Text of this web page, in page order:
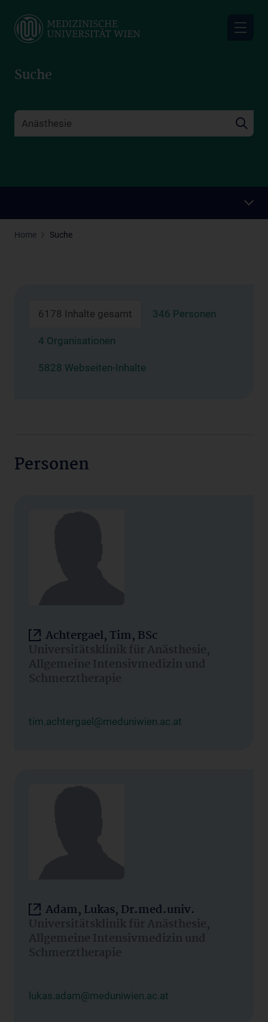
main
Suche
Home Suche
6178 Inhalte gesamt 346 Personen
4 Organisationen
5828 Webseiten-Inhalte
Personen
Achtergael, Tim, BSc
Universitätsklinik für Anästhesie,
Allgemeine Intensivmedizin und
Schmerztherapie
tim.achtergael@meduniwien.ac.at
Adam, Lukas, Dr.med.univ.
Universitätsklinik für Anästhesie,
Allgemeine Intensivmedizin und
Schmerztherapie
lukas.adam@meduniwien.ac.at